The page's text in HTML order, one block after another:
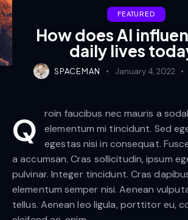
FEATURED
How does AI
daily lives
SPACEMAN January 4, 2022
Q
roin faucibus nec mauris a
elementum mi tincidunt. Sed
egestas nisi in consequat.
a accumsan. Cras sollicitudin, ipsum
pulvinar. Integer tincidunt. Cras
elementum semper nisi. Aenean
tellus. Aenean leo ligula, porttitor eu,